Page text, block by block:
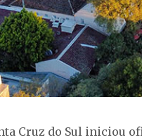
Cruz do Sul iniciou